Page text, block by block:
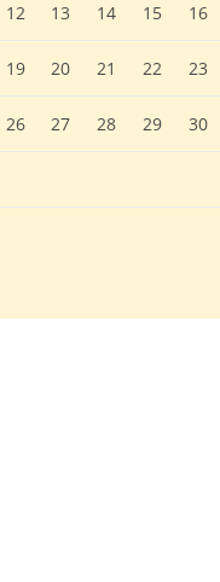
12 13 14 15 16
19 20 21 22 23
26 27 28 29 30